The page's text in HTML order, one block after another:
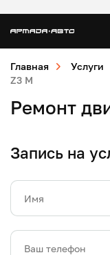
Главная Услуги
Z3 M
Ремонт
Запись на
Имя
Ваш телефон